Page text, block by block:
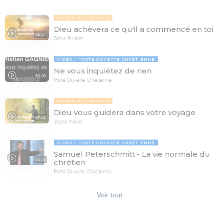
08:37
LA PENSÉE DU JOUR
Dieu achèvera ce qu'il a commencé en toi
Stève Rivière
50:08
VIDÉO PORTE OUVERTE CHRÉTIENNE
Ne vous inquiétez de rien
Porte Ouverte Chrétienne
07:43
LA PENSÉE DU JOUR
Dieu vous guidera dans votre voyage
Joyce Meyer
65:58
VIDÉO PORTE OUVERTE CHRÉTIENNE
Samuel Peterschmitt - La vie normale du
chrétien
Porte Ouverte Chrétienne
Voir tout